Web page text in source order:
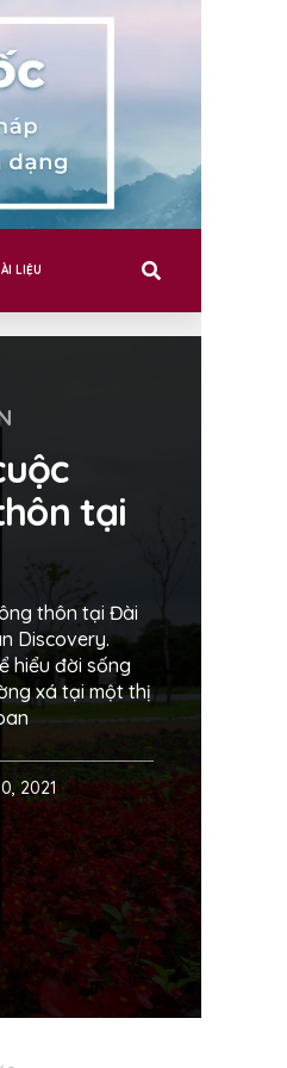
LIỆU
tại
thôn tại Đài
Discovery.
hiểu đời sống
xá tại một thị
2021